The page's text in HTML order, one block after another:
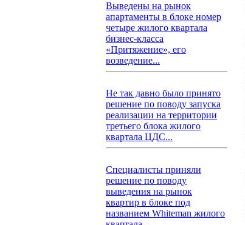
Выведены на рынок
апартаменты в блоке номер
четыре жилого квартала
бизнес-класса
«Притяжение», его
возведение...
Не так давно было принято
решение по поводу запуска
реализации на территории
третьего блока жилого
квартала ЦДС...
Специалисты приняли
решение по поводу
выведения на рынок
квартир в блоке под
названием Whiteman жилого